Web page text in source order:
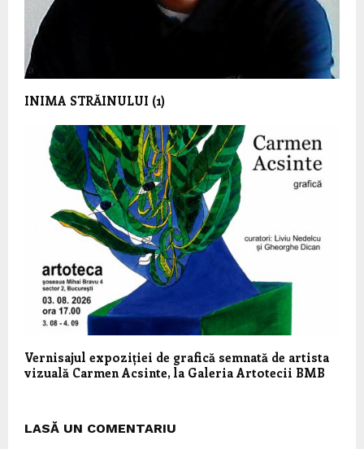
INIMA STRĂINULUI (1)
Vernisajul expoziției de grafică semnată de artista
vizuală Carmen Acsinte, la Galeria Artotecii BMB
LASĂ UN COMENTARIU